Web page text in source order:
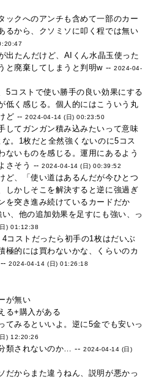
ックへのアンチも含めて一部のカー
るから、クソミソに叩く程では無い
出たんだけど、AIくん水晶玉使った
と廃棄してしまうと判明w --2024-04-
5コストで使い勝手の良い効果にする
低く感じる。個人的にはこういう丸
ど --2024-04-14 (日) 00:23:50
してガンガン積み込みたいって意味
。1枚だと全然強くないのに5コス
ないものを感じる。運用にあるよう
さそう --2024-04-14 (日) 00:39:52
ど、「使い道はあるんだが今ひとつ
しかしそこを解決すると逆に強過ぎ
を突き進み続けているカードだか
、他の追加効果を足すにも強い、っ
) 01:12:38
コストだったら初手の1枚はだいぶ
極的には買わないかな、くらいのカ
--2024-04-14 (日) 01:26:18
が無い
る+購入がある
てみるといいよ。逆に5金でも安いっ
) 12:20:26
類されないのか… -- 2024-04-14 (日)
だからまた違うねん、説明が悪かっ